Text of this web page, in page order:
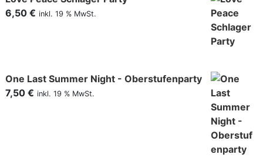
6,50 € inkl. 19 % MwSt.
One Last Summer Night - Oberstufenparty
7,50 € inkl. 19 % MwSt.